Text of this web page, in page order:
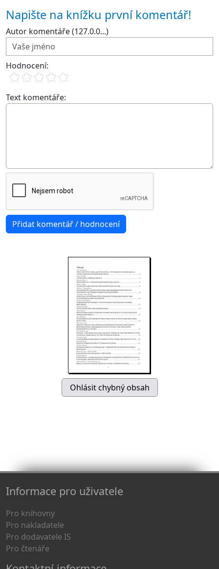
Napište na knížku první komentář!
Autor komentáře (127.0.0...)
Hodnocení:
Text komentáře:
Informace pro uživatele
Pro knihovny
Pro nakladatele
Pro dodavatele IS
Pro čtenáře